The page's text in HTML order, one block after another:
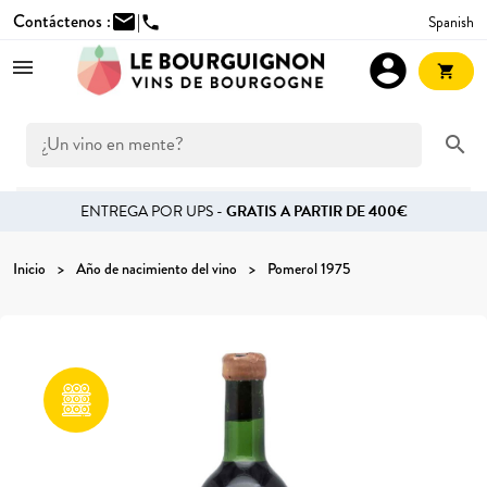
Contáctenos :mail|phone Spanish
search
account_circle shopping_cart
ENTREGA POR UPS -GRATIS A PARTIR DE 400€
Inicio Año de nacimiento del vino Pomerol 1975